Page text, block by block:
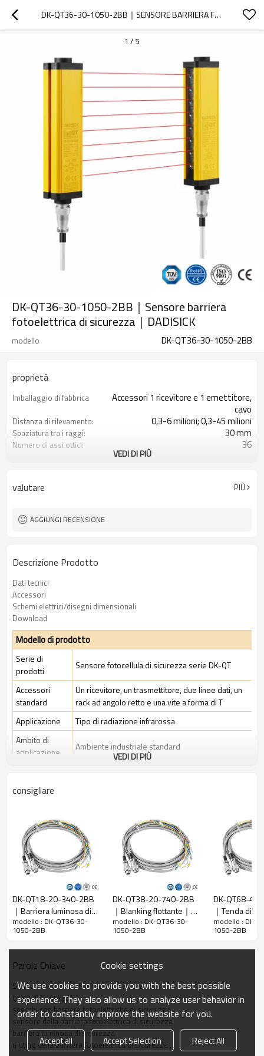
DK-QT36-30-1050-2BB｜SENSORE BARRIERA FOTOELETTRICA DI SICUREZZA｜DADISICK
1 / 5
DK-QT36-30-1050-2BB｜Sensore barriera
fotoelettrica di sicurezza｜DADISICK
modello DK-QT36-30-1050-2BB
proprietà
Imballaggio di fabbrica
Accessori 1 ricevitore e 1 emettitore,
cavo
Distanza di rilevamento: 0,3-6 milioni; 0,3-45 milioni
Spaziatura tra i raggi: 30 mm
Numero di assi ottici: 36
Spina di interfaccia Dotato di connettore M16
Certificazione:
VEDI DI PIÙ
valutare PIÙ
AGGIUNGI RECENSIONE
Descrizione Prodotto
Dati tecnici
Accessori
Schemi elettrici/disegni dimensionali
Download
Modello di prodotto
Serie di
prodotti
Sensore fotocellula di sicurezza serie DK-QT
Accessori
standard
Un ricevitore, un trasmettitore, due linee dati, un
rack ad angolo retto e una vite a forma di T
Applicazione
Tipo di radiazione infrarossa
Ambito di
applicazione
Ambiente industriale standard
Rapporto di
Controlla la
precisione
38 mm
Numero di
raggi
36
protezione
1050 mm
La dimensione
complessiva
51mm*35mm*L, L è la lunghezza dell'emettitore e
del ricevitore.
Distanza di
rilevamento
Tempo di
risposta
≤15ms
Dati meccanici
Materiale
dell'alloggiamentoMetallo
VEDI DI PIÙ
consigliare
DK-QT18-20-340-2BB
｜Barriera luminosa di
sicurezza｜DADISICK
modello : DK-QT36-30-
1050-2BB
DK-QT38-20-740-2BB
｜Blanking flottante｜
DADISICK
modello : DK-QT36-30-
1050-2BB
DK-QT68-
｜Tenda di
DADISICK
modello : DK-
1050-2BB
Parole Chiave
Sensore barriera fotoelettrica di sicurezza
Grata di sicurezza
specchi con barriere fotoelettriche di sicurezza
sensore della barriera fotoelettrica di sicurezza
barriera luminosa di sicurezza
muting della barriera fotoelettrica di sicurezza
Cookie settings
We use cookies to provide you with the best possible
experience. They also allow us to analyze user behavior in
order to constantly improve the website for you.
Accept all Accept Selection Reject All